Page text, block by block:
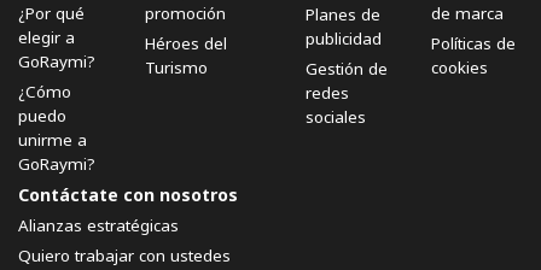
¿Por qué
elegir a
GoRaymi?
¿Cómo
puedo
unirme a
GoRaymi?
promoción
Héroes del
Turismo
Planes de
publicidad
Gestión de
redes
sociales
de marca
Políticas de
cookies
Contáctate con nosotros
Alianzas estratégicas
Quiero trabajar con ustedes